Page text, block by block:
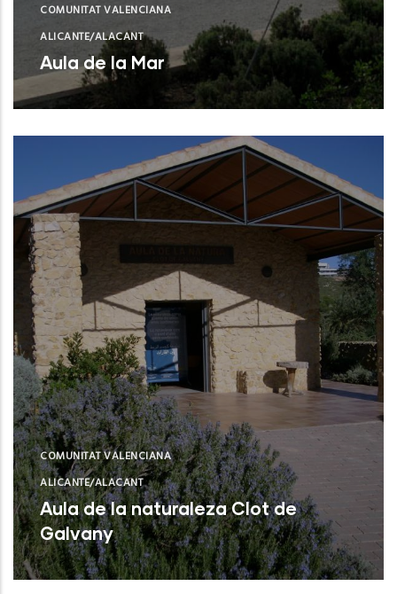
COMUNITAT VALENCIANA
ALICANTE/ALACANT
Aula de la Mar
Benissa (Alicante)
COMUNITAT VALENCIANA
ALICANTE/ALACANT
Aula de la naturaleza Clot de
Galvany
Elx (Alicante)